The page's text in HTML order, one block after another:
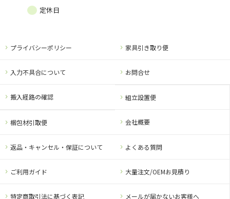
定休日
組立設置便
ご利用ガイド
会社概要
大量注文/OEMお見積り
よくある質問
特定商取引法に基づく表記
梱包材引取便
メールが届かないお客様へ
返品・キャンセル・保証について
プライバシーポリシー 家具引き取り便
入力不具合について お問合せ
搬入経路の確認